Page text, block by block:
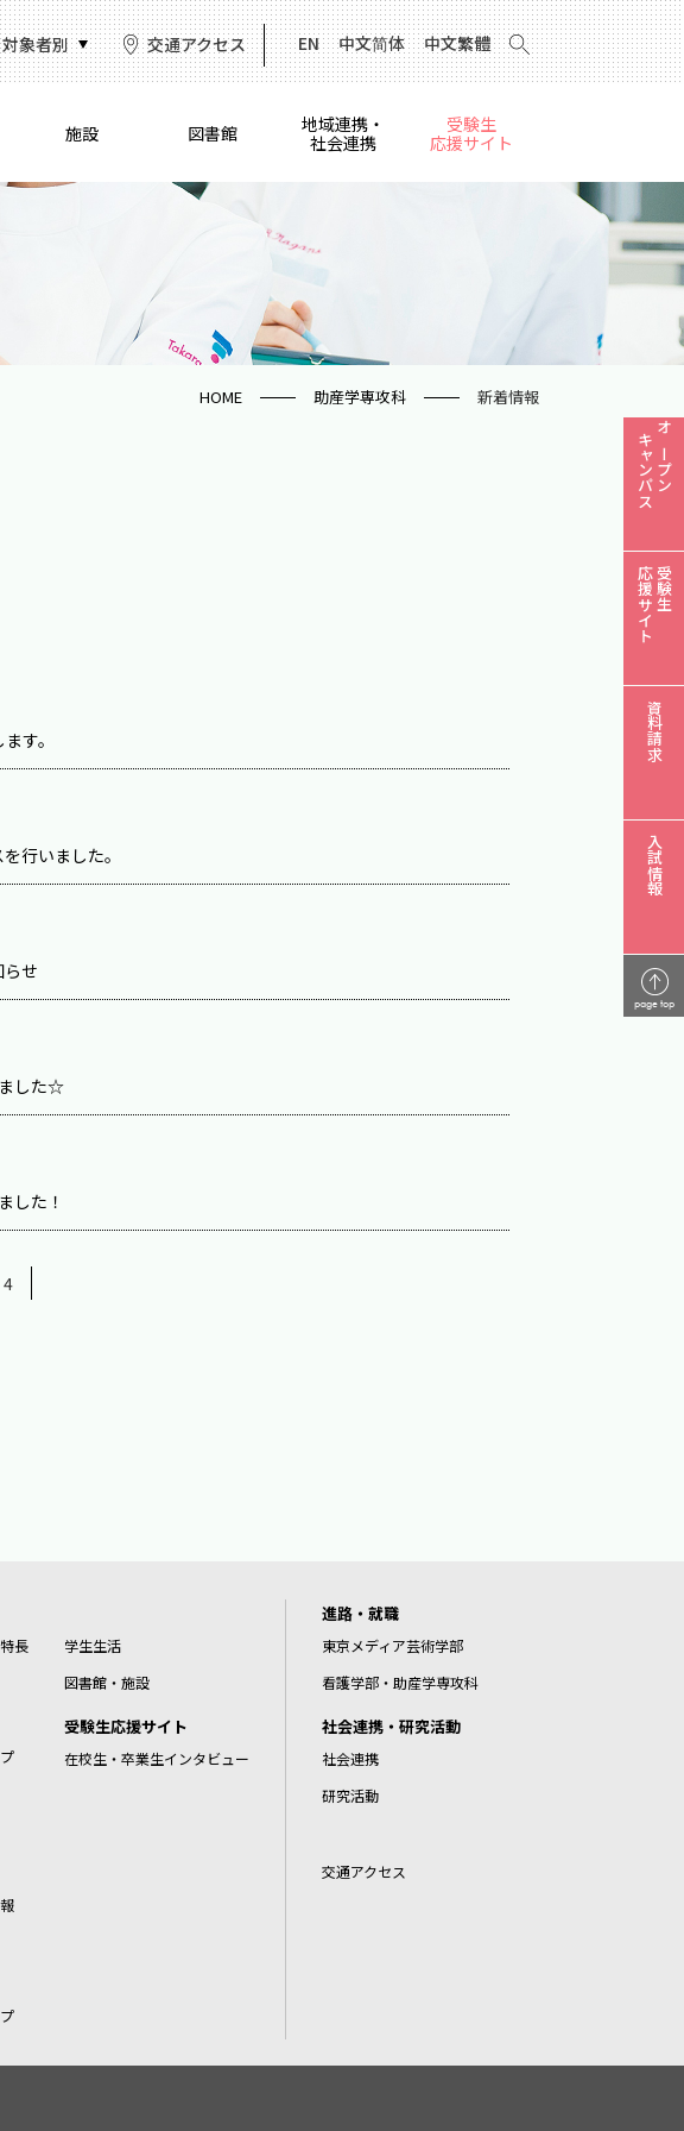
対象者別 交通アクセス EN 中文简体 中文繁體
施設 図書館
地域連携・
社会連携
受験生
応援サイト
オープン
キャンパス
受験生
応援サイト
資料請求
入試情報
page top
HOME 助産学専攻科 新着情報
す。
行いました。
せ
ました☆
した！
4
長
学生生活
図書館・施設
受験生応援サイト
在校生・卒業生インタビュー
進路・就職
東京メディア芸術学部
看護学部・助産学専攻科
社会連携・研究活動
社会連携
研究活動
交通アクセス